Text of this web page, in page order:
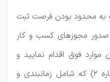
به محدود بودن فرصت ثبت
صدور مجوزهای کسب و کار
فوق اقدام نمایید و
مطابق با اطلاعیه بعدی (شماره ۲) که شامل زمانبندی و